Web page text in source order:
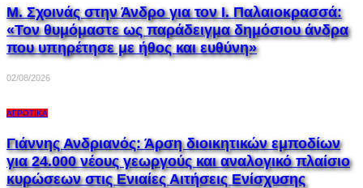
Μ. Σχοινάς στην Άνδρο για τον Ι. Παλαιοκρασσά:
«Τον θυμόμαστε ως παράδειγμα δημόσιου άνδρα
που υπηρέτησε με ήθος και ευθύνη»
02/08/2026
ΑΓΡΟΤΙΚΆ
Γιάννης Ανδριανός: Άρση διοικητικών εμποδίων
για 24.000 νέους γεωργούς και αναλογικό πλαίσιο
κυρώσεων στις Ενιαίες Αιτήσεις Ενίσχυσης